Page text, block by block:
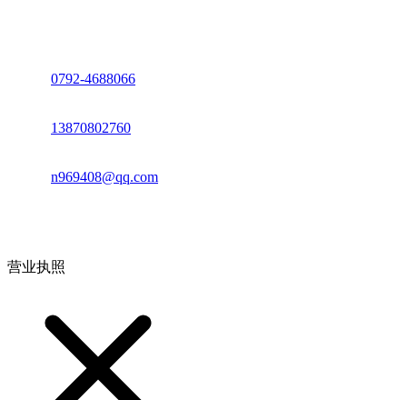
0792-4688066
13870802760
n969408@qq.com
营业执照